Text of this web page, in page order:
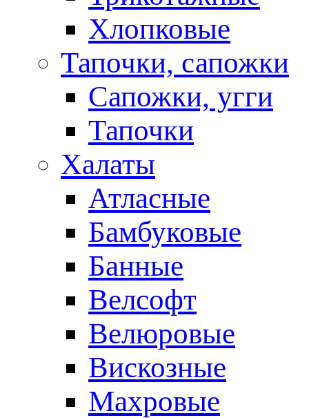
Хлопковые
Тапочки, сапожки
Сапожки, угги
Тапочки
Халаты
Атласные
Бамбуковые
Банные
Велсофт
Велюровые
Вискозные
Махровые